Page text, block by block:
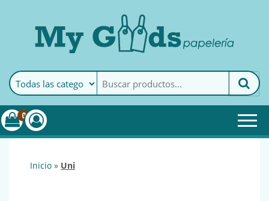
MyGoods · PapeleríaMy Goods es tu papelería
online de confianza. Podrás
encontrar todo lo necesario
0
inicio » uni